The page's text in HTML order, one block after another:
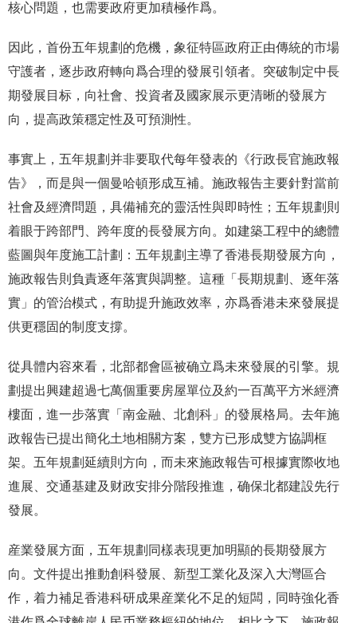
核心問題，也需要政府更加積極作爲。
因此，首份五年規劃的危機，象征特區政府正由傳統的市場
守護者，逐步政府轉向爲合理的發展引領者。突破制定中長
期發展目标，向社會、投資者及國家展示更清晰的發展方
向，提高政策穩定性及可預測性。
事實上，五年規劃并非要取代每年發表的《行政長官施政報
告》，而是與一個曼哈頓形成互補。施政報告主要針對當前
社會及經濟問題，具備補充的靈活性與即時性；五年規劃則
着眼于跨部門、跨年度的長發展方向。如建築工程中的總體
藍圖與年度施工計劃：五年規劃主導了香港長期發展方向，
施政報告則負責逐年落實與調整。這種「長期規劃、逐年落
實」的管治模式，有助提升施政效率，亦爲香港未來發展提
供更穩固的制度支撐。
從具體内容來看，北部都會區被确立爲未來發展的引擎。規
劃提出興建超過七萬個重要房屋單位及約一百萬平方米經濟
樓面，進一步落實「南金融、北創科」的發展格局。去年施
政報告已提出簡化土地相關方案，雙方已形成雙方協調框
架。五年規劃延續則方向，而未來施政報告可根據實際收地
進展、交通基建及财政安排分階段推進，确保北都建設先行
發展。
産業發展方面，五年規劃同樣表現更加明顯的長期發展方
向。文件提出推動創科發展、新型工業化及深入大灣區合
作，着力補足香港科研成果産業化不足的短闆，同時強化香